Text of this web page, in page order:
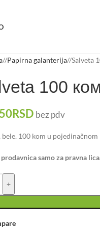
/ Papirna galanterija/ Salveta
100
RSD bez pdv
bele. 100 kom u
samo za pravna
+